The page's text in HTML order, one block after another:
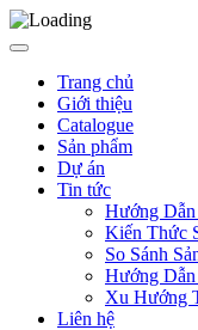
Trang chủ
Giới thiệu
Catalogue
Sản phẩm
Dự án
Tin tức
Hướng
Kiến Thức
So Sánh
Hướng
Xu Hướng
Liên hệ